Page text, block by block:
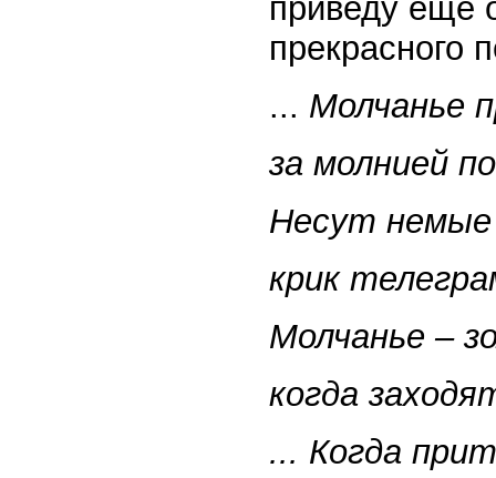
приведу еще
прекрасного
... Молчанье
за молнией
Несут немые
крик
Молчанье –
когда
... Когда